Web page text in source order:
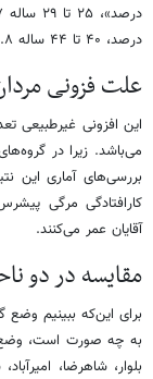
درصد، ۴۰ تا ۴۴ ساله ۱۵.۸ درصد مردان زیادتر از زنان هستند.
علت فزونی
این افزونی غیرطبیعی
می‌باشد. زیرا در
بررسی‌های آماری این
کارافتادگی مرگی
آقایان عمر می‌کنند.
مقایسه در دو
برای این‌که ببینیم
بلوار، شاهرضا،